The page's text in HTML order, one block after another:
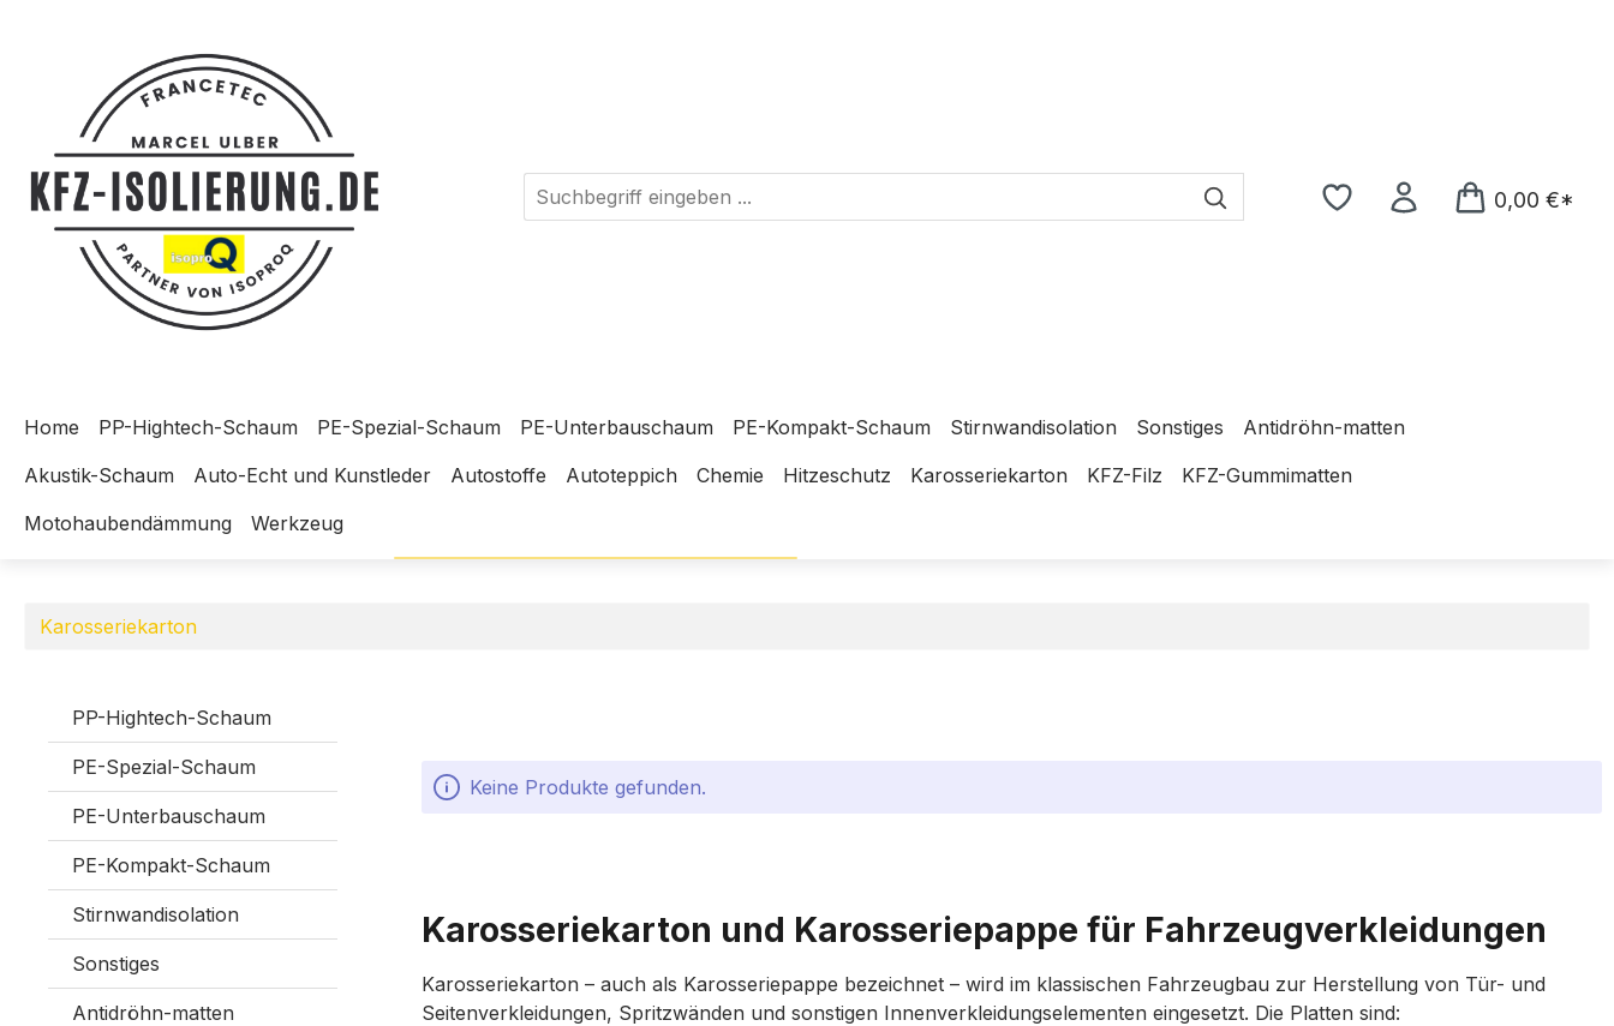
0,00 €*
Home PP-Hightech-Schaum PE-Spezial-Schaum PE-Unterbauschaum PE-Kompakt-Schaum Stirnwandisolation Sonstiges
Antidröhn-matten
Akustik-Schaum
Auto-Echt und Kunstleder Autostoffe Autoteppich Chemie Hitzeschutz Karosseriekarton KFZ-Filz
KFZ-Gummimatten
Motohaubendämmung
Werkzeug
Karosseriekarton
PP-Hightech-Schaum
PE-Spezial-Schaum
PE-Unterbauschaum
PE-Kompakt-Schaum
Stirnwandisolation
Sonstiges
Antidröhn-matten
Keine Produkte gefunden.
Karosseriekarton und Karosseriepappe für Fahrzeugverkleidungen
Karosseriekarton – auch als Karosseriepappe bezeichnet – wird im klassischen Fahrzeugbau zur Herstellung von Tür- und
Seitenverkleidungen, Spritzwänden und sonstigen Innenverkleidungselementen eingesetzt. Die Platten sind: